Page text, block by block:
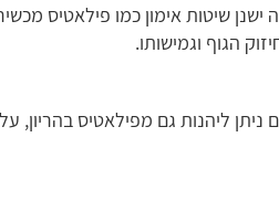
שיטות אימון כמו פילאטיס
הגוף וגמישותו.
ניתן ליהנות גם מפילאטיס בהריון,